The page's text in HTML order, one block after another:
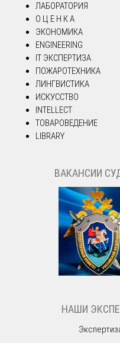
ЛАБОРАТОРИЯ
О Ц Е Н К А
ЭКОНОМИКА
ENGINEERING
IT ЭКСПЕРТИЗА
ПОЖАРОТЕХНИКА
ЛИНГВИСТИКА
ИСКУССТВО
INTELLECT
ТОВАРОВЕДЕНИЕ
LIBRARY
ВАКАНСИИ
НАШИ